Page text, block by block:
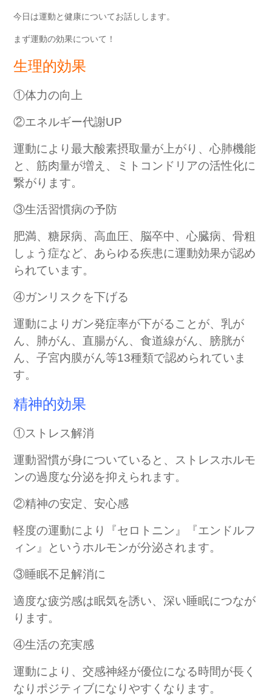
今日は運動と健康についてお話しします。
まず運動の効果について！
生理的効果
①体力の向上
②エネルギー代謝UP
運動により最大酸素摂取量が上がり、心肺機能
と、筋肉量が増え、ミトコンドリアの活性化に
繋がります。
③生活習慣病の予防
肥満、糖尿病、高血圧、脳卒中、心臓病、骨粗
しょう症など、あらゆる疾患に運動効果が認め
られています。
④ガンリスクを下げる
運動によりガン発症率が下がることが、乳が
ん、肺がん、直腸がん、食道線がん、膀胱が
ん、子宮内膜がん等13種類で認められていま
す。
精神的効果
①ストレス解消
運動習慣が身についていると、ストレスホルモ
ンの過度な分泌を抑えられます。
②精神の安定、安心感
軽度の運動により『セロトニン』『エンドルフ
ィン』というホルモンが分泌されます。
③睡眠不足解消に
適度な疲労感は眠気を誘い、深い睡眠につなが
ります。
④生活の充実感
運動により、交感神経が優位になる時間が長く
なりポジティブになりやすくなります。